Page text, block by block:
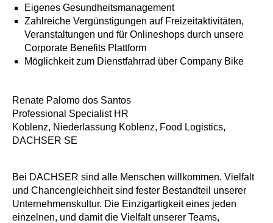
Eigenes Gesundheitsmanagement
Zahlreiche Vergünstigungen auf Freizeitaktivitäten,
Veranstaltungen und für Onlineshops durch unsere
Corporate Benefits Plattform
Möglichkeit zum Dienstfahrrad über Company Bike
Renate Palomo dos Santos
Professional Specialist HR
Koblenz, Niederlassung Koblenz, Food Logistics,
DACHSER SE
Bei DACHSER sind alle Menschen willkommen. Vielfalt
und Chancengleichheit sind fester Bestandteil unserer
Unternehmenskultur. Die Einzigartigkeit eines jeden
einzelnen, und damit die Vielfalt unserer Teams,